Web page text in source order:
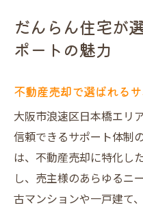
だんらん住宅が
ポートの魅力
不動産売却で選ばれる
大阪市浪速区日本橋エリ
信頼できるサポート体制
は、不動産売却に特化し
し、売主様のあらゆるニ
古マンションや一戸建て